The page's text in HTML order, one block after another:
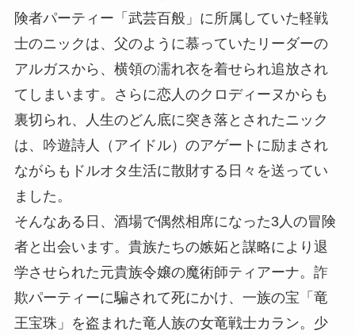
険者パーティー「武芸百般」に所属していた軽戦
士のニックは、父のように慕っていたリーダーの
アルガスから、横領の濡れ衣を着せられ追放され
てしまいます。さらに恋人のクロディーヌからも
裏切られ、人生のどん底に突き落とされたニック
は、吟遊詩人（アイドル）のアゲートに励まされ
ながらもドルオタ生活に散財する日々を送ってい
ました。
そんなある日、酒場で偶然相席になった3人の冒険
者と出会います。貴族たちの嫉妬と謀略により退
学させられた元貴族令嬢の魔術師ティアーナ。詐
欺パーティーに騙されて死にかけ、一族の宝「竜
王宝珠」を盗まれた竜人族の女竜戦士カラン。少